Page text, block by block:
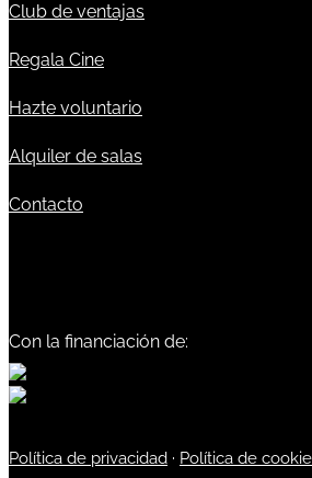
Club de ventajas
Regala Cine
Hazte voluntario
Alquiler de salas
Contacto
Con la financiación de:
Política de privacidad · Política de